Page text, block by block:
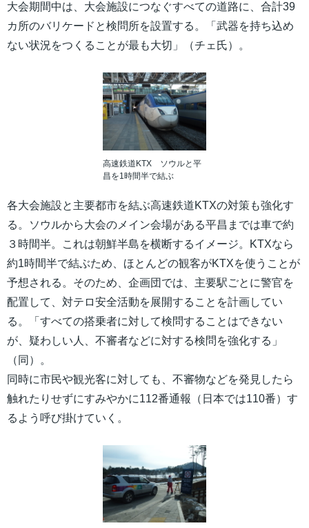
大会期間中は、大会施設につなぐすべての道路に、合計39
カ所のバリケードと検問所を設置する。「武器を持ち込め
ない状況をつくることが最も大切」（チェ氏）。
高速鉄道KTX ソウルと平
昌を1時間半で結ぶ
各大会施設と主要都市を結ぶ高速鉄道KTXの対策も強化す
る。ソウルから大会のメイン会場がある平昌までは車で約
３時間半。これは朝鮮半島を横断するイメージ。KTXなら
約1時間半で結ぶため、ほとんどの観客がKTXを使うことが
予想される。そのため、企画団では、主要駅ごとに警官を
配置して、対テロ安全活動を展開することを計画してい
る。「すべての搭乗者に対して検問することはできない
が、疑わしい人、不審者などに対する検問を強化する」
（同）。
同時に市民や観光客に対しても、不審物などを発見したら
触れたりせずにすみやかに112番通報（日本では110番）す
るよう呼び掛けていく。